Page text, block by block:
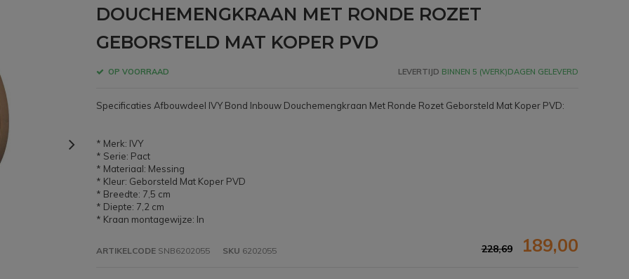
DOUCHEMENGKRAAN MET RONDE ROZET
GEBORSTELD MAT KOPER PVD
OP VOORRAAD LEVERTIJD BINNEN 5 (WERK)DAGEN GELEVERD
Specificaties Afbouwdeel IVY Bond Inbouw Douchemengkraan Met Ronde Rozet Geborsteld Mat Koper PVD:
* Merk: IVY
* Serie: Pact
* Materiaal: Messing
* Kleur: Geborsteld Mat Koper PVD
* Breedte: 7,5 cm
* Diepte: 7,2 cm
* Kraan montagewijze: In
ARTIKELCODESNB6202055 SKU 6202055 228,69 189,00